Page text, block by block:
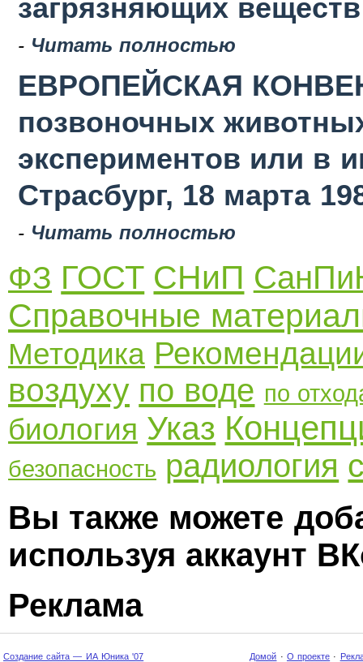
загрязняющих
- Читать полностью
ЕВРОПЕЙСКАЯ
позвоночных
экспериментов или в
Страсбург, 18 марта
- Читать полностью
ФЗ ГОСТ СНиП
Справочные
Методика
воздуху по воде по
биология Указ
безопасность радиология
Вы также можете
используя аккаунт
Реклама
Создание сайта — ИА Юника '07 Домой · О проекте ·